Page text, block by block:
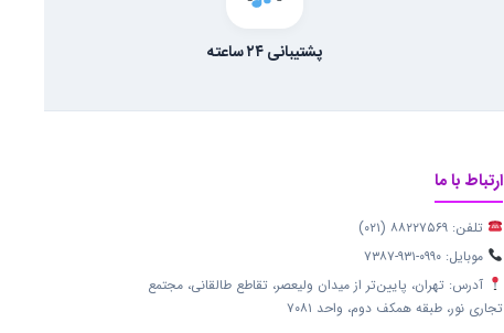
پشتیبانی ۲۴ ساعته
ارتباط با ما
تلفن: ۸۸۲۲۷۵۶۹ (۰۲۱)
موبایل: ۰۹۹۰-۹۳۱-۷۳۸۷
آدرس: تهران، پایین‌تر از میدان ولیعصر، تقاطع طالقانی، مجتمع
تجاری نور، طبقه همکف دوم، واحد ۷۰۸۱